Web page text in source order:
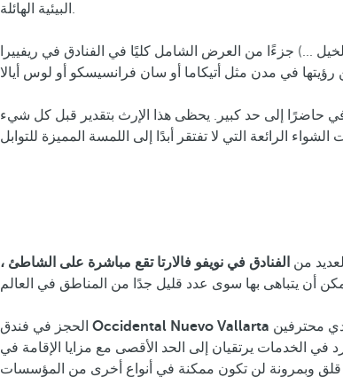
البيئية الهائلة.
...) جزءًا من العرض الشامل كليًا في الفنادق في ريفييرا
حاضرًا إلى حد كبير. يحظى هذا الإرث بتقدير قبل كل شيء
من الفنادق في نويفو فالارتا تقع مباشرة على الشاطئ ،
Occidental Nuevo Vallarta